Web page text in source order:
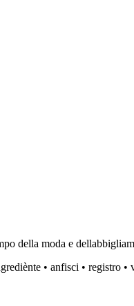
della moda e
• anfisci • registro •